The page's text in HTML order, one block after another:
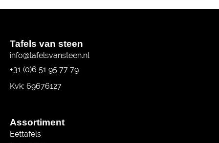
Tafels van steen
info@tafelsvansteen.nl
+31 (0)6 51 95 77 79
Kvk: 69676127
Assortiment
Eettafels